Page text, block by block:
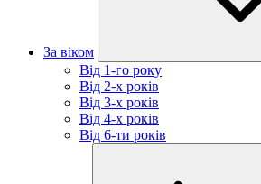
За віком
Від 1-го року
Від 2-х років
Від 3-х років
Від 4-х років
Від 6-ти років